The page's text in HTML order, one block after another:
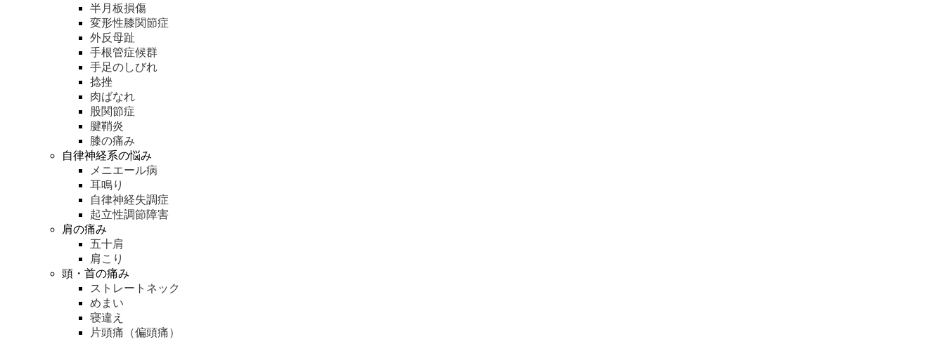
半月板損傷
変形性膝関節症
外反母趾
手根管症候群
手足のしびれ
捻挫
肉ばなれ
股関節症
腱鞘炎
膝の痛み
自律神経系の悩み
メニエール病
耳鳴り
自律神経失調症
起立性調節障害
肩の痛み
五十肩
肩こり
頭・首の痛み
ストレートネック
めまい
寝違え
片頭痛（偏頭痛）